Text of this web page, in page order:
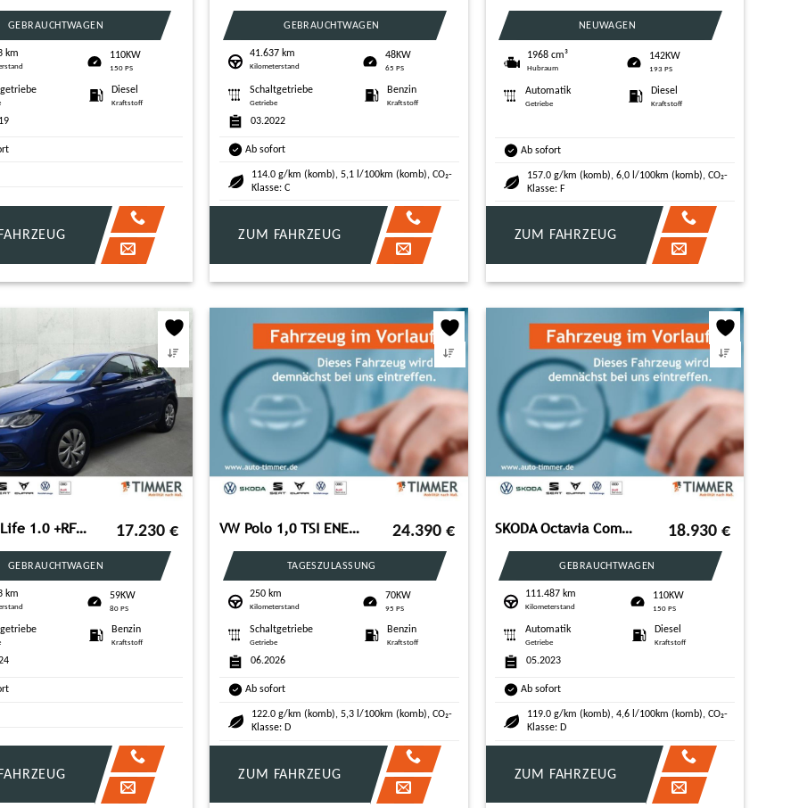
GEBRAUCHTWAGEN
km 110KW
150 PS
Diesel
Kraftstoff
GEBRAUCHTWAGEN
41.637 km
Kilometerstand
48KW
65 PS
Schaltgetriebe
Getriebe
Benzin
Kraftstoff
03.2022
Ab sofort
114.0 g/km (komb), 5,1 l/100km (komb), CO₂-
Klasse: C
ZUM FAHRZEUG
NEUWAGEN
1968 cm³
Hubraum
142KW
193 PS
Automatik
Getriebe
Diesel
Kraftstoff
Ab sofort
157.0 g/km (komb), 6,0 l/100km (komb), CO₂-
Klasse: F
ZUM FAHRZEUG
VW Polo Life 1.0 +RFK+LED+DAB+SHZ+APPLE-CAR-PLAY+ 17.230€
GEBRAUCHTWAGEN
km 59KW
80 PS
Benzin
Kraftstoff
VW Polo 1,0 TSI ENERGY 5-Gang *NAVI*GANZJAHRESREIFE 24.390 €
TAGESZULASSUNG
250 km
Kilometerstand
70KW
95 PS
Schaltgetriebe
Getriebe
Benzin
Kraftstoff
06.2026
Ab sofort
122.0 g/km (komb), 5,3 l/100km (komb), CO₂-
Klasse: D
ZUM FAHRZEUG
SKODA Octavia Combi 2.0 TDI DSG TOUR +AHK +LED +CARPLA 18.930 €
GEBRAUCHTWAGEN
111.487 km
Kilometerstand
110KW
150 PS
Automatik
Getriebe
Diesel
Kraftstoff
05.2023
Ab sofort
119.0 g/km (komb), 4,6 l/100km (komb), CO₂-
Klasse: D
ZUM FAHRZEUG